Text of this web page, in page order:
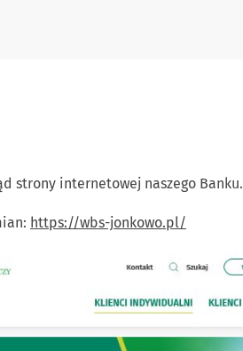
strony internetowej naszego Banku.
https://wbs-jonkowo.pl/